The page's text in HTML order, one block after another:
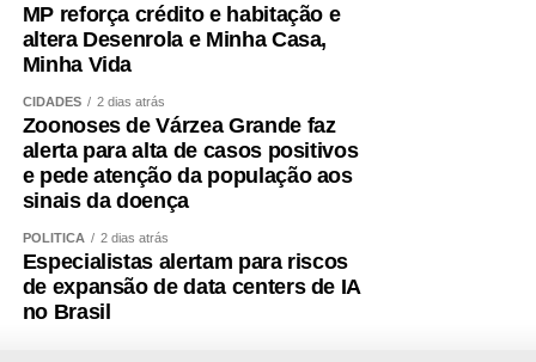
WhatsApp
FacebookMessenger
LinkedIn
Share
MP reforça crédito e habitação e
altera Desenrola e Minha Casa,
Minha Vida
CIDADES 2 dias atrás
Zoonoses de Várzea Grande faz
alerta para alta de casos positivos
e pede atenção da população aos
sinais da doença
POLÍTICA 2 dias atrás
Especialistas alertam para riscos
de expansão de data centers de IA
no Brasil